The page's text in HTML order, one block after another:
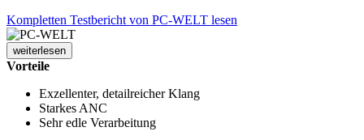
Kompletten Testbericht von PC-WELT lesen
weiterlesen
Vorteile
Exzellenter, detailreicher Klang
Starkes ANC
Sehr edle Verarbeitung